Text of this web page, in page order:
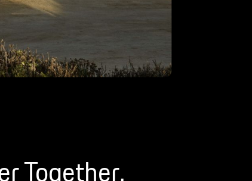
.Further Together